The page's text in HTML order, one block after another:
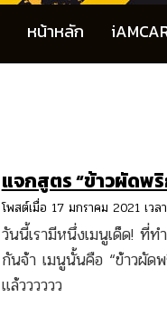
หน้าหลัก
แจกสูตร “ข้าวผัดพ
โพสต์เมื่อ 17 มกราคม 2021 เวล
วันนี้เรามีหนึ่งเมนูเด็ด! ที่
กันจ้า เมนูนั้นคือ “ข้าวผัด
แล้วววววว